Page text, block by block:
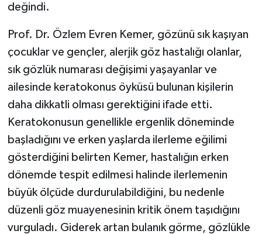
değindi.
Prof. Dr. Özlem Evren Kemer, gözünü sık kaşıyan
çocuklar ve gençler, alerjik göz hastalığı olanlar,
sık gözlük numarası değişimi yaşayanlar ve
ailesinde keratokonus öyküsü bulunan kişilerin
daha dikkatli olması gerektiğini ifade etti.
Keratokonusun genellikle ergenlik döneminde
başladığını ve erken yaşlarda ilerleme eğilimi
gösterdiğini belirten Kemer, hastalığın erken
dönemde tespit edilmesi halinde ilerlemenin
büyük ölçüde durdurulabildiğini, bu nedenle
düzenli göz muayenesinin kritik önem taşıdığını
vurguladı. Giderek artan bulanık görme, gözlükle